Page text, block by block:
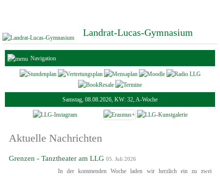
Landrat-Lucas-Gymnasium
Navigation
Samstag, 08.08.2026, KW: 32, A-Woche
Aktuelle Nachrichten
Grenzen - Tanztheater am LLG 05. Juli 2026
In der kommenden Woche laden wir herzlich ein zu zwei